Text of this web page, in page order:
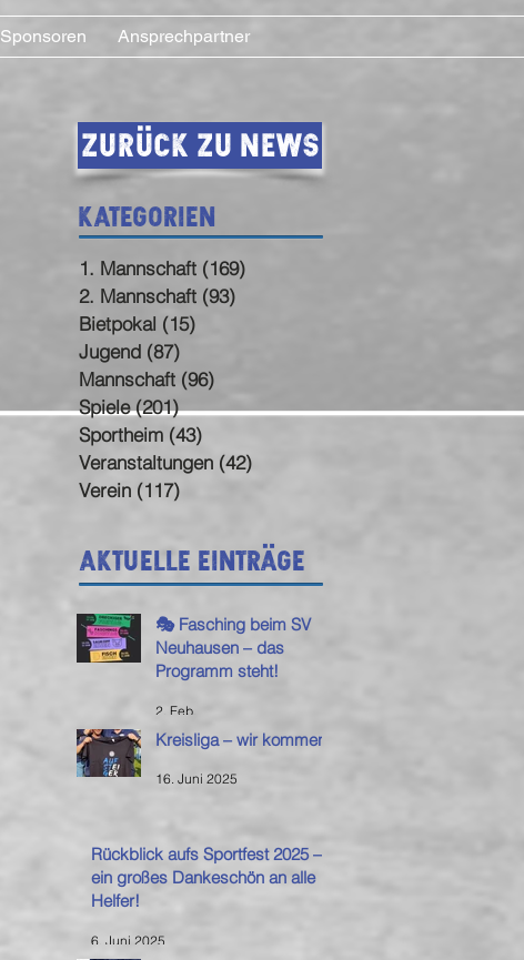
Sponsoren Ansprechpartner
Zurück zu News
Kategorien
1. Mannschaft (169)
2. Mannschaft (93)
Bietpokal (15)
Jugend (87)
Mannschaft (96)
Spiele (201)201 Beiträge
Sportheim (43)
Veranstaltungen (42)
Verein (117)
Aktuelle Einträge
🎭 Fasching beim SV
Neuhausen – das
Programm steht!
2. Feb.
Kreisliga – wir kommen!
16. Juni 2025
Rückblick aufs Sportfest 2025 –
ein großes Dankeschön an alle
Helfer!
6. Juni 2025